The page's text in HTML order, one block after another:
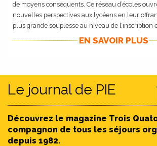
de moyens conséquents. Ce réseau d’écoles
nouvelles perspectives aux lycéens en leur
plus grande souplesse au niveau de l’inscription
qualité en matière de formation.EN SAVOIR PLUS
Le journal de PIE
Découvrez le magazine Trois
compagnon de tous les séjours
depuis 1982.